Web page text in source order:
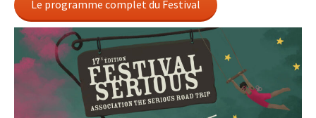
Le programme complet du Festival